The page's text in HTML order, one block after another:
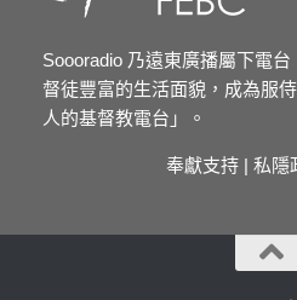
Soooradio 乃遠東廣播屬下電
督徒豐富的生活面貌，成為服
人的基督教電台」。
奉獻支持 | 私隱